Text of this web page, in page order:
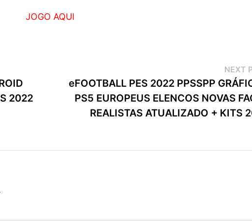
JOGO AQUI
2022
NEXT
eFOOTBALL PES 2022 PPSSPP
PS5 EUROPEUS ELENCOS NOVAS
REALISTAS ATUALIZADO + KITS